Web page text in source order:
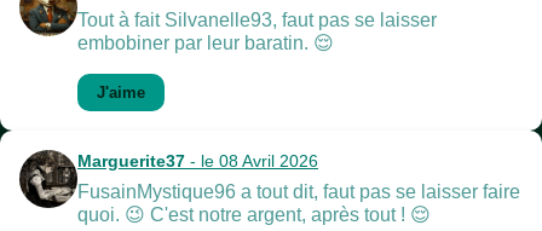
Tout à fait Silvanelle93, faut pas se laisser
embobiner par leur baratin. 😌
J'aime
Marguerite37 - le 08 Avril 2026
FusainMystique96 a tout dit, faut pas se laisser faire
quoi. 😉 C'est notre argent, après tout ! 😌